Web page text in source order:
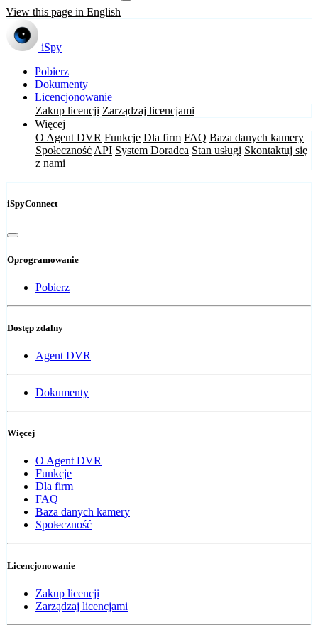
View this page in English
iSpy
Pobierz
Dokumenty
Licencjonowanie
Zakup licencji Zarządzaj licencjami
Więcej
O Agent DVR Funkcje Dla firm FAQ Baza danych kamery
Społeczność API System Doradca Stan usługi Skontaktuj się
z nami
iSpyConnect
Oprogramowanie
Pobierz
Dostęp zdalny
Agent DVR
Dokumenty
Więcej
O Agent DVR
Funkcje
Dla firm
FAQ
Baza danych kamery
Społeczność
Licencjonowanie
Zakup licencji
Zarządzaj licencjami